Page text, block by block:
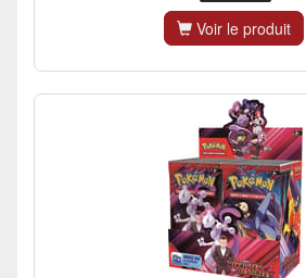
Voir le produit